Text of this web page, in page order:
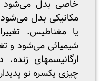
خاصی بدل می‌شود
مکانیکی بدل می‌شود
یا مغناطیس.
شیمیائی می‌شود و
ارگانیسمهای زنده.
چیزی یکسره نو